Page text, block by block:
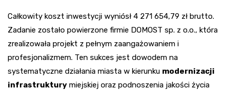
Całkowity koszt inwestycji wyniósł 4 271 654,79 zł brutto.
Zadanie zostało powierzone firmie DOMOST sp. z o.o., która
zrealizowała projekt z pełnym zaangażowaniem i
profesjonalizmem. Ten sukces jest dowodem na
systematyczne działania miasta w kierunku modernizacji
infrastruktury miejskiej oraz podnoszenia jakości życia